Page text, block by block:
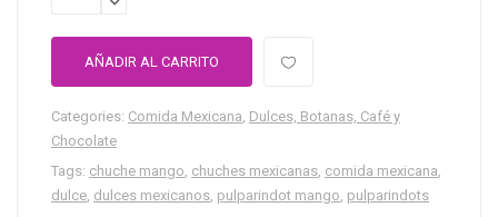
AÑADIR AL CARRITO
Categories: Comida Mexicana, Dulces, Botanas, Café y
Chocolate
Tags: chuche mango, chuches mexicanas, comida mexicana,
dulce, dulces mexicanos, pulparindot mango, pulparindots